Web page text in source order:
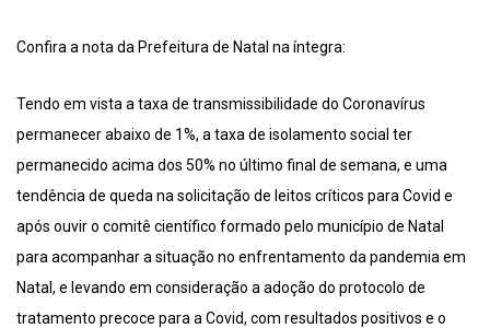
Confira a nota da Prefeitura de Natal na íntegra:
Tendo em vista a taxa de transmissibilidade do Coronavírus
permanecer abaixo de 1%, a taxa de isolamento social ter
permanecido acima dos 50% no último final de semana, e uma
tendência de queda na solicitação de leitos críticos para Covid e
após ouvir o comitê científico formado pelo município de Natal
para acompanhar a situação no enfrentamento da pandemia em
Natal, e levando em consideração a adoção do protocolo de
tratamento precoce para a Covid, com resultados positivos e o